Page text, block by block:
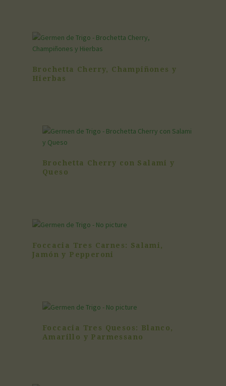
Brochetta Cherry, Champiñones y
Hierbas
Brochetta Cherry con Salami y
Queso
Foccacia Tres Carnes: Salami,
Jamón y Pepperoni
Foccacia Tres Quesos: Blanco,
Amarillo y Parmessano